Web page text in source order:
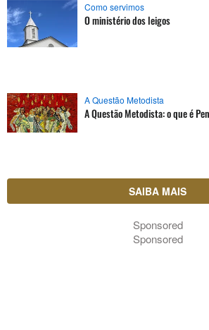
Como servimos
O ministério dos leigos
A Questão Metodista
A Questão Metodista: o que é
SAIBA MAIS
Sponsored
Sponsored